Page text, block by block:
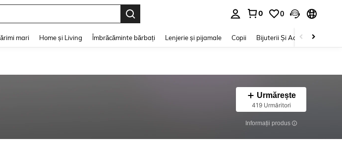
0 0
mari Home și Living Îmbrăcăminte bărbați Lenjerie și pijamale Copii Bijuterii Și Accesorii
Urmărește
419 Urmăritori
Informații produs